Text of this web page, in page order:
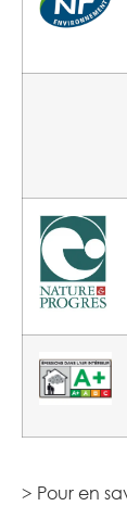
> Pour en